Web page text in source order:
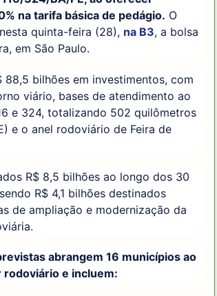
na tarifa básica de pedágio. O
quinta-feira (28), na B3, a bolsa
em São Paulo.
88,5 bilhões em investimentos, com
viário, bases de atendimento ao
e 324, totalizando 502 quilômetros
e o anel rodoviário de Feira de
R$ 8,5 bilhões ao longo dos 30
R$ 4,1 bilhões destinados
de ampliação e modernização da
abrangem 16 municípios ao
e incluem: